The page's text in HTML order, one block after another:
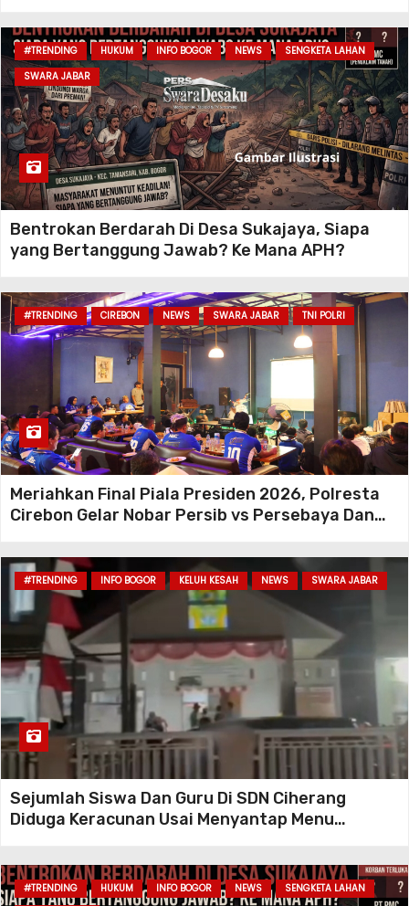
Kecamatan Caringin Gelar MTQ
2026, Diikuti 88 Peserta Qori
dan Qoriah
Puskesmas
#TRENDING HUKUM INFO BOGOR NEWS
SENGKETA LAHAN
SWARA JABAR
Bentrokan Berdarah Di Desa Sukajaya, Siapa
yang Bertanggung Jawab? Ke Mana APH?
#TRENDING CIREBON NEWS SWARA JABAR TNI POLRI
Meriahkan Final Piala Presiden 2026, Polresta
Cirebon Gelar Nobar Persib vs Persebaya Dan
#TRENDING INFO BOGOR KELUH KESAH NEWS SWARA JABAR
Sejumlah Siswa Dan Guru Di SDN Ciherang
Diduga Keracunan Usai Menyantap Menu
Puskesmas
#TRENDING HUKUM INFO BOGOR NEWS
SENGKETA LAHAN